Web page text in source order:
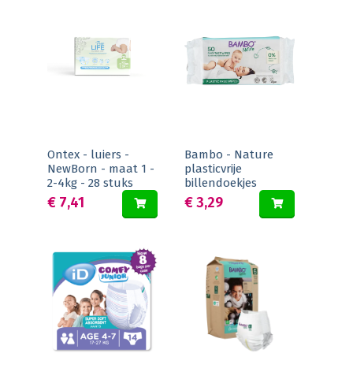
Ontex - luiers -
NewBorn - maat 1 -
2-4kg - 28 stuks
€ 7,41
Bambo - Nature
plasticvrije
billendoekjes
€ 3,29